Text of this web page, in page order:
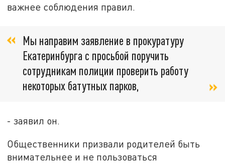
важнее соблюдения правил.
Мы направим заявление в прокуратуру
Екатеринбурга с просьбой поручить
сотрудникам полиции проверить работу
некоторых батутных парков,
- заявил он.
Общественники призвали родителей быть
внимательнее и не пользоваться